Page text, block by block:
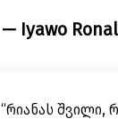
— Iyawo
“რიანას შვილი,